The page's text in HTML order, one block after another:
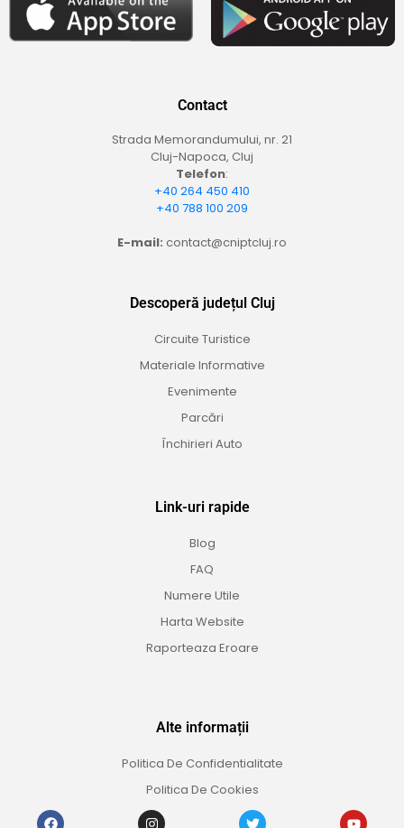
Contact
Strada Memorandumului, nr. 21
Cluj-Napoca, Cluj
Telefon:
+40 264 450 410
+40 788 100 209
E-mail: contact@cniptcluj.ro
Descoperă județul Cluj
Circuite Turistice
Materiale Informative
Evenimente
Parcări
Închirieri Auto
Link-uri rapide
Blog
FAQ
Numere Utile
Harta Website
Raporteaza Eroare
Alte informații
Politica De Confidentialitate
Politica De Cookies